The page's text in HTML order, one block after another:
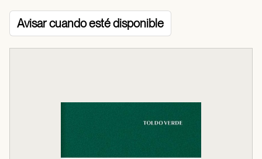
Avisar cuando esté disponible